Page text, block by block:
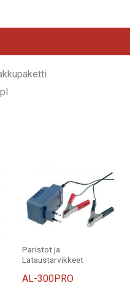
Paristot ja
Lataustarvikkeet
AL-300PRO